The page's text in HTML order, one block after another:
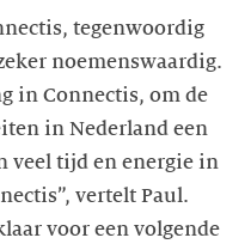
tegenwoordig
noemenswaardig.
in Connectis, om de
in Nederland een
veel tijd en energie in
vertelt Paul.
voor een volgende